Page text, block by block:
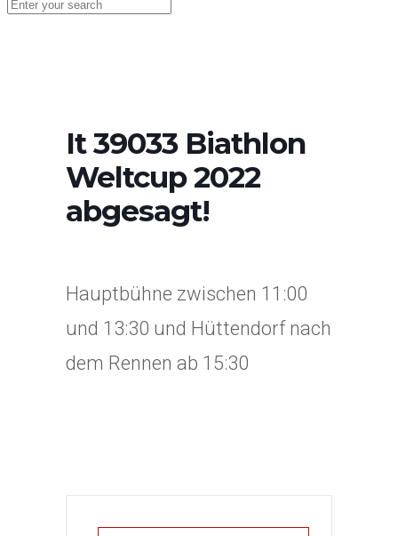
It 39033 Biathlon
Weltcup 2022
abgesagt!
Hauptbühne zwischen 11:00
und 13:30 und Hüttendorf nach
dem Rennen ab 15:30